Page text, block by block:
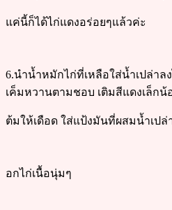
แค่นี้ก็ได้ไก่แดงอร่อยๆแล้วค่ะ
6.นำน้ำหมักไก่ที่เหลือใส่น้ำเปล่า
เค็มหวานตามชอบ เติมสีแดงเล็กน้
ต้มให้เดือด ใส่แป้งมันที่ผสมน้ำเป
อกไก่เนื้อนุ่มๆ